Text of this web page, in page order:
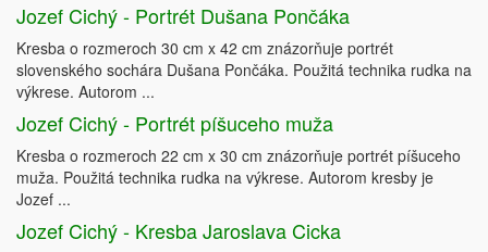
Jozef Cichý - Portrét Dušana Pončáka
Kresba o rozmeroch 30 cm x 42 cm znázorňuje portrét
slovenského sochára Dušana Pončáka. Použitá technika rudka na
výkrese. Autorom ...
Jozef Cichý - Portrét píšuceho muža
Kresba o rozmeroch 22 cm x 30 cm znázorňuje portrét píšuceho
muža. Použitá technika rudka na výkrese. Autorom kresby je
Jozef ...
Jozef Cichý - Kresba Jaroslava Cicka